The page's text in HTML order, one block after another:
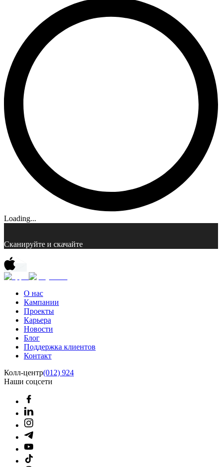
Loading...
Сканируйте и скачайте
О нас
Кампании
Проекты
Карьера
Новости
Блог
Поддержка клиентов
Контакт
Колл-центр(012) 924
Наши соцсети